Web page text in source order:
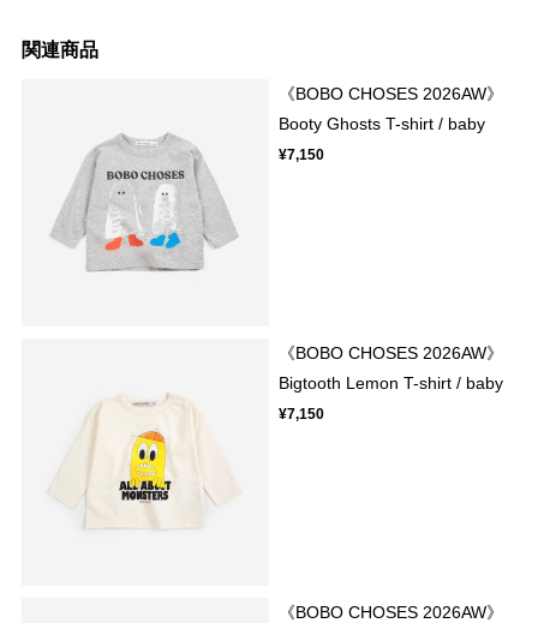
関連商品
《BOBO CHOSES 2026AW》
Booty Ghosts T-shirt / baby
¥7,150
《BOBO CHOSES 2026AW》
Bigtooth Lemon T-shirt / baby
¥7,150
《BOBO CHOSES 2026AW》